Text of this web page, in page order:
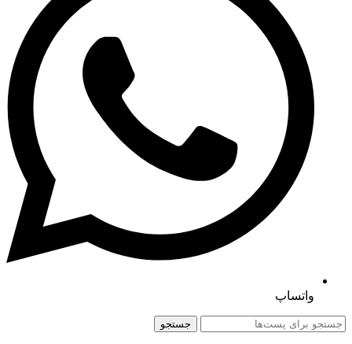
واتساپ
جستجو